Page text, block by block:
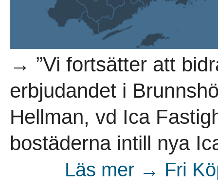
→ ”Vi fortsätter att
erbjudandet i
Hellman, vd Ica
bostäderna intill nya
Läs mer → Fri